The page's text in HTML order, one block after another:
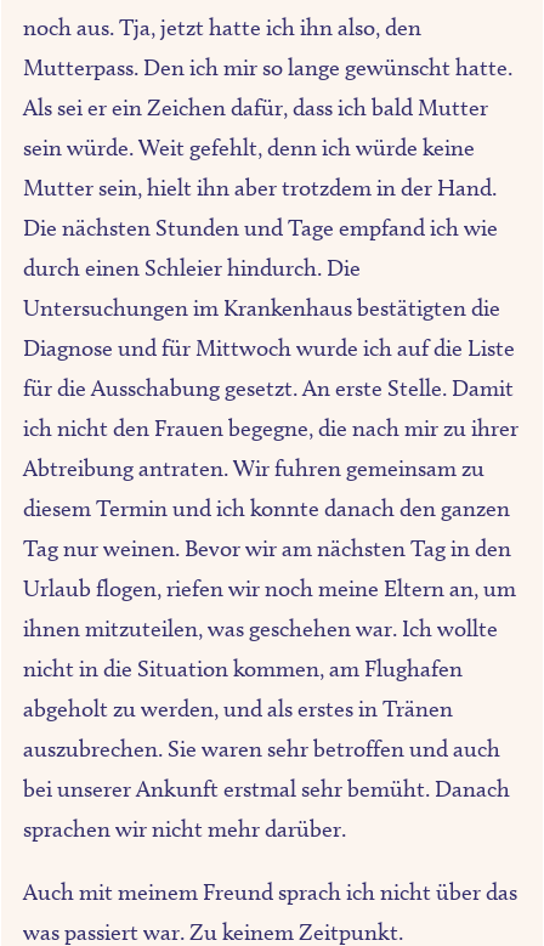
noch aus. Tja, jetzt hatte ich ihn also, den
Mutterpass. Den ich mir so lange gewünscht hatte.
Als sei er ein Zeichen dafür, dass ich bald Mutter
sein würde. Weit gefehlt, denn ich würde keine
Mutter sein, hielt ihn aber trotzdem in der Hand.
Die nächsten Stunden und Tage empfand ich wie
durch einen Schleier hindurch. Die
Untersuchungen im Krankenhaus bestätigten die
Diagnose und für Mittwoch wurde ich auf die Liste
für die Ausschabung gesetzt. An erste Stelle. Damit
ich nicht den Frauen begegne, die nach mir zu ihrer
Abtreibung antraten. Wir fuhren gemeinsam zu
diesem Termin und ich konnte danach den ganzen
Tag nur weinen. Bevor wir am nächsten Tag in den
Urlaub flogen, riefen wir noch meine Eltern an, um
ihnen mitzuteilen, was geschehen war. Ich wollte
nicht in die Situation kommen, am Flughafen
abgeholt zu werden, und als erstes in Tränen
auszubrechen. Sie waren sehr betroffen und auch
bei unserer Ankunft erstmal sehr bemüht. Danach
sprachen wir nicht mehr darüber.
Auch mit meinem Freund sprach ich nicht über das
was passiert war. Zu keinem Zeitpunkt.